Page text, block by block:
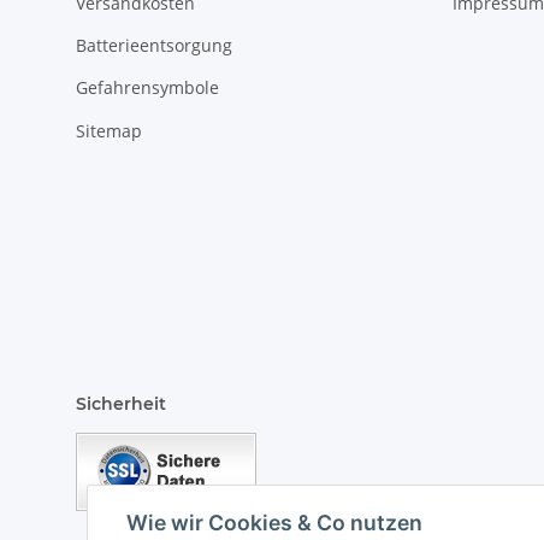
Wie wir Cookies & Co nutzen
Batterieentsorgung
Gefahrensymbole
Sitemap
Sicherheit